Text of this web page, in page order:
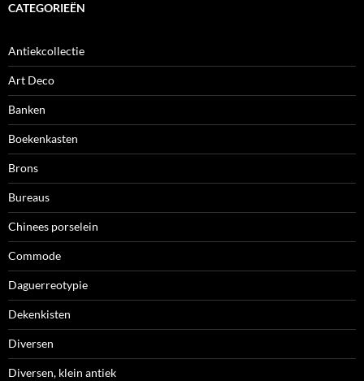
CATEGORIEËN
Antiekcollectie
Art Deco
Banken
Boekenkasten
Brons
Bureaus
Chinees porselein
Commode
Daguerreotypie
Dekenkisten
Diversen
Diversen, klein antiek